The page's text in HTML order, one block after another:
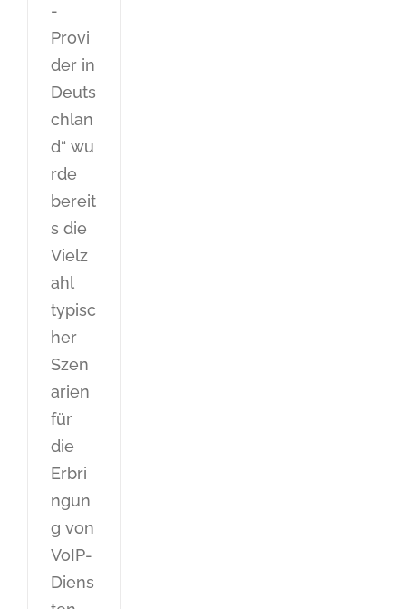
-
Provi
der in
Deuts
chlan
d“ wu
rde
bereit
s die
Vielz
ahl
typisc
her
Szen
arien
für
die
Erbri
ngun
g von
VoIP-
Diens